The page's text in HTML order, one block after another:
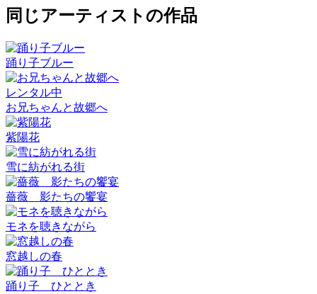
同じアーティストの作品
踊り子ブルー
レンタル中
お兄ちゃんと故郷へ
紫陽花
雪に紡がれる街
薔薇 影たちの饗宴
モネを聴きながら
窓越しの春
踊り子 ひととき